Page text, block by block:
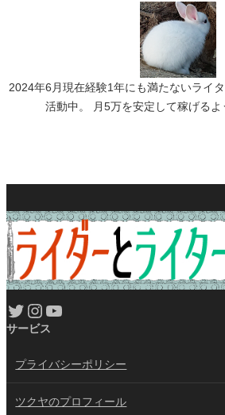
2024年6月現在経験1年にも満たないライ
活動中。 月5万を安定して稼げるよ
Twitter Instagram YouTube
サービス
プライバシーポリシー
ツクヤのプロフィール